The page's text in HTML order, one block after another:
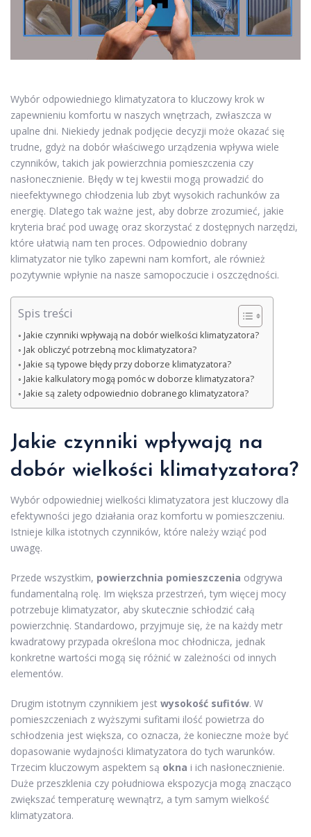
Wybór odpowiedniego klimatyzatora to kluczowy krok w
zapewnieniu komfortu w naszych wnętrzach, zwłaszcza w
upalne dni. Niekiedy jednak podjęcie decyzji może okazać się
trudne, gdyż na dobór właściwego urządzenia wpływa wiele
czynników, takich jak powierzchnia pomieszczenia czy
nasłonecznienie. Błędy w tej kwestii mogą prowadzić do
nieefektywnego chłodzenia lub zbyt wysokich rachunków za
energię. Dlatego tak ważne jest, aby dobrze zrozumieć, jakie
kryteria brać pod uwagę oraz skorzystać z dostępnych narzędzi,
które ułatwią nam ten proces. Odpowiednio dobrany
klimatyzator nie tylko zapewni nam komfort, ale również
pozytywnie wpłynie na nasze samopoczucie i oszczędności.
Spis treści
Jakie czynniki wpływają na dobór wielkości klimatyzatora?
Jak obliczyć potrzebną moc klimatyzatora?
Jakie są typowe błędy przy doborze klimatyzatora?
Jakie kalkulatory mogą pomóc w doborze klimatyzatora?
Jakie są zalety odpowiednio dobranego klimatyzatora?
Jakie czynniki wpływają na
dobór wielkości klimatyzatora?
Wybór odpowiedniej wielkości klimatyzatora jest kluczowy dla
efektywności jego działania oraz komfortu w pomieszczeniu.
Istnieje kilka istotnych czynników, które należy wziąć pod
uwagę.
Przede wszystkim, powierzchnia pomieszczenia odgrywa
fundamentalną rolę. Im większa przestrzeń, tym więcej mocy
potrzebuje klimatyzator, aby skutecznie schłodzić całą
powierzchnię. Standardowo, przyjmuje się, że na każdy metr
kwadratowy przypada określona moc chłodnicza, jednak
konkretne wartości mogą się różnić w zależności od innych
elementów.
Drugim istotnym czynnikiem jest wysokość sufitów. W
pomieszczeniach z wyższymi sufitami ilość powietrza do
schłodzenia jest większa, co oznacza, że konieczne może być
dopasowanie wydajności klimatyzatora do tych warunków.
Trzecim kluczowym aspektem są okna i ich nasłonecznienie.
Duże przeszklenia czy południowa ekspozycja mogą znacząco
zwiększać temperaturę wewnątrz, a tym samym wielkość
klimatyzatora.